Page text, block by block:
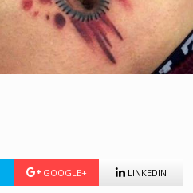
GOOGLE+ LINKEDIN